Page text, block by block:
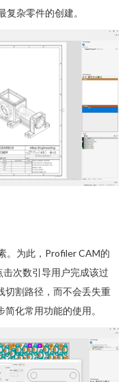
杂零件的创建。
。为此，Profiler CAM的
击次数引导用户完成该过
切割路径，而不会丢失重
化常用功能的使用。